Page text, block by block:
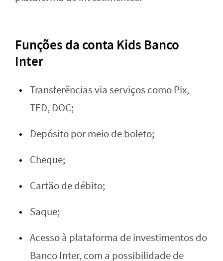
Funções da conta Kids Banco
Inter
Transferências via serviços como Pix,
TED, DOC;
Depósito por meio de boleto;
Cheque;
Cartão de débito;
Saque;
Acesso à plataforma de investimentos do
Banco Inter, com a possibilidade de